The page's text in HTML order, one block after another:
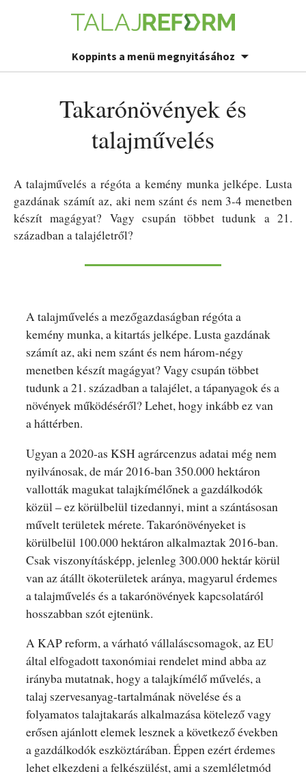
Koppints a menü megnyitásához
Takarónövények és
talajművelés
A talajművelés a régóta a kemény munka jelképe. Lusta
gazdának számít az, aki nem szánt és nem 3-4 menetben
készít magágyat? Vagy csupán többet tudunk a 21.
században a talajéletről?
A talajművelés a mezőgazdaságban régóta a
kemény munka, a kitartás jelképe. Lusta gazdának
számít az, aki nem szánt és nem három-négy
menetben készít magágyat? Vagy csupán többet
tudunk a 21. században a talajélet, a tápanyagok és a
növények működéséről? Lehet, hogy inkább ez van
a háttérben.
Ugyan a 2020-as KSH agrárcenzus adatai még nem
nyilvánosak, de már 2016-ban 350.000 hektáron
vallották magukat talajkímélőnek a gazdálkodók
közül – ez körülbelül tizedannyi, mint a szántásosan
művelt területek mérete. Takarónövényeket is
körülbelül 100.000 hektáron alkalmaztak 2016-ban.
Csak viszonyításképp, jelenleg 300.000 hektár körül
van az átállt ökoterületek aránya, magyarul érdemes
a talajművelés és a takarónövények kapcsolatáról
hosszabban szót ejtenünk.
A KAP reform, a várható vállaláscsomagok, az EU
által elfogadott taxonómiai rendelet mind abba az
irányba mutatnak, hogy a talajkímélő művelés, a
talaj szervesanyag-tartalmának növelése és a
folyamatos talajtakarás alkalmazása kötelező vagy
erősen ajánlott elemek lesznek a következő években
a gazdálkodók eszköztárában. Éppen ezért érdemes
lehet elkezdeni a felkészülést, ami a szemléletmód